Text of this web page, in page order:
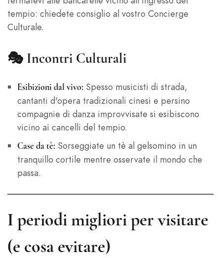
tempio: chiedete consiglio al vostro Concierge
Culturale.
🎭 Incontri Culturali
Esibizioni dal vivo: Spesso musicisti di strada,
cantanti d'opera tradizionali cinesi e persino
compagnie di danza improvvisate si esibiscono
vicino ai cancelli del tempio.
Case da tè: Sorseggiate un tè al gelsomino in un
tranquillo cortile mentre osservate il mondo che
passa.
I periodi migliori per visitare
(e cosa evitare)